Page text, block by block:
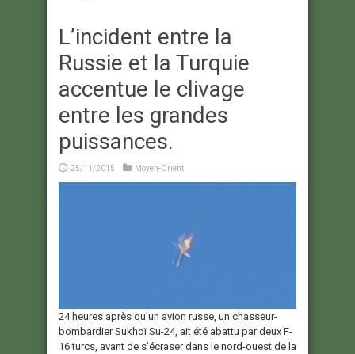
L’incident entre la
Russie et la Turquie
accentue le clivage
entre les grandes
puissances.
25/11/2015 Moyen-Orient
24 heures après qu’un avion russe, un chasseur-
bombardier Sukhoï Su-24, ait été abattu par deux F-
16 turcs, avant de s’écraser dans le nord-ouest de la